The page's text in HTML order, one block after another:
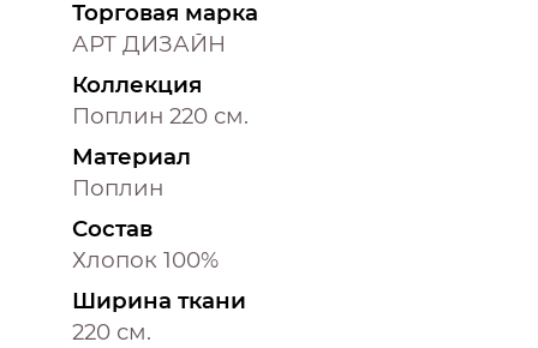
Торговая марка
АРТ ДИЗАЙН
Коллекция
Поплин 220 см.
Материал
Поплин
Состав
Хлопок 100%
Ширина ткани
220 см.